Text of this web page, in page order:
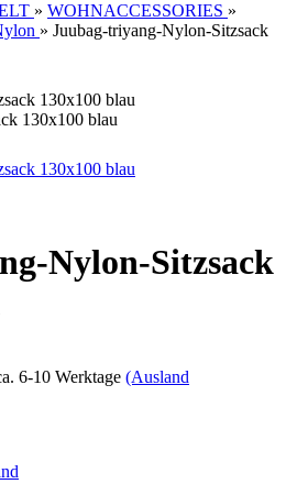
» WOHNACCESSORIES »
» Juubag-triyang-Nylon-Sitzsack
130x100 blau
Nylon-Sitzsack
6-10 Werktage (Ausland